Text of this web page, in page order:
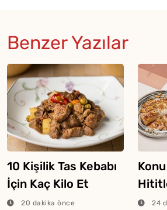
Benzer Yazılar
10 Kişilik Tas Kebabı
İçin Kaç Kilo Et
Gider?
20 dakika önce
Konu
24